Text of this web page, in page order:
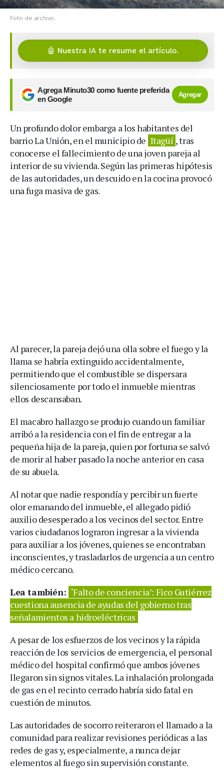
Foto de archivo.
🤖 Nuestra IA te resume el artículo.
Agrega Minuto30 como fuente preferida
en Google
Agregar
Un profundo dolor embarga a los habitantes del
barrio La Unión, en el municipio de Itagüí , tras
conocerse el fallecimiento de una joven pareja al
interior de su vivienda. Según las primeras hipótesis
de las autoridades, un descuido en la cocina provocó
una fuga masiva de gas.
Al parecer, la pareja dejó una olla sobre el fuego y la
llama se habría extinguido accidentalmente,
permitiendo que el combustible se dispersara
silenciosamente por todo el inmueble mientras
ellos descansaban.
El macabro hallazgo se produjo cuando un familiar
arribó a la residencia con el fin de entregar a la
pequeña hija de la pareja, quien por fortuna se salvó
de morir al haber pasado la noche anterior en casa
de su abuela.
Al notar que nadie respondía y percibir un fuerte
olor emanando del inmueble, el allegado pidió
auxilio desesperado a los vecinos del sector. Entre
varios ciudadanos lograron ingresar a la vivienda
para auxiliar a los jóvenes, quienes se encontraban
inconscientes, y trasladarlos de urgencia a un centro
médico cercano.
Lea también: ‘Falto de conciencia’: Fico Gutiérrez
cuestiona ausencia de ayudas del gobierno tras
señalamientos a hidroeléctricas
A pesar de los esfuerzos de los vecinos y la rápida
reacción de los servicios de emergencia, el personal
médico del hospital confirmó que ambos jóvenes
llegaron sin signos vitales. La inhalación prolongada
de gas en el recinto cerrado habría sido fatal en
cuestión de minutos.
Las autoridades de socorro reiteraron el llamado a la
comunidad para realizar revisiones periódicas a las
redes de gas y, especialmente, a nunca dejar
elementos al fuego sin supervisión constante.